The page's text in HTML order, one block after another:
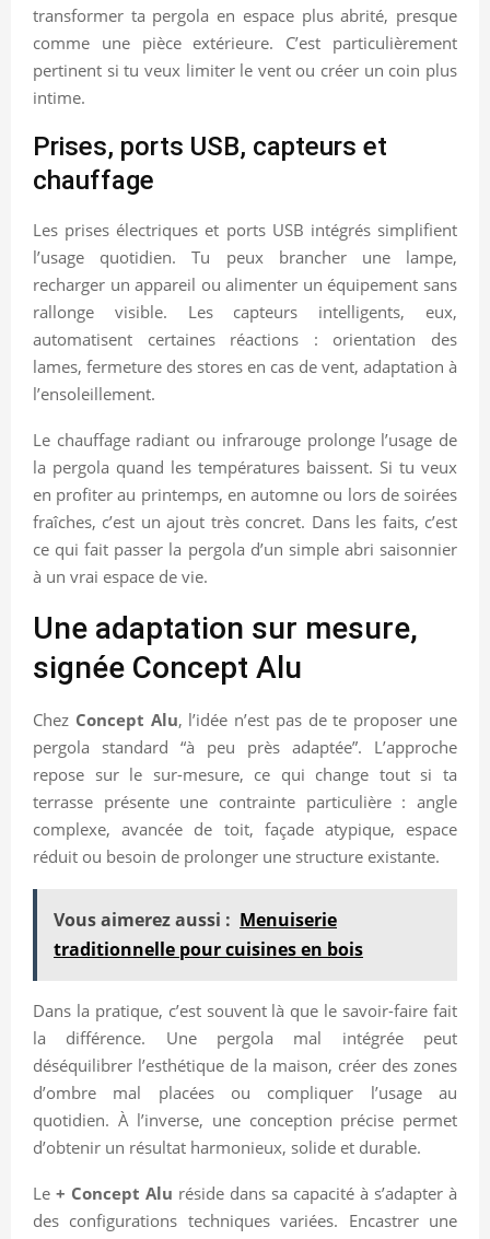
transformer ta pergola en espace plus abrité, presque
comme une pièce extérieure. C’est particulièrement
pertinent si tu veux limiter le vent ou créer un coin plus
intime.
Prises, ports USB, capteurs et
chauffage
Les prises électriques et ports USB intégrés simplifient
l’usage quotidien. Tu peux brancher une lampe,
recharger un appareil ou alimenter un équipement sans
rallonge visible. Les capteurs intelligents, eux,
automatisent certaines réactions : orientation des
lames, fermeture des stores en cas de vent, adaptation à
l’ensoleillement.
Le chauffage radiant ou infrarouge prolonge l’usage de
la pergola quand les températures baissent. Si tu veux
en profiter au printemps, en automne ou lors de soirées
fraîches, c’est un ajout très concret. Dans les faits, c’est
ce qui fait passer la pergola d’un simple abri saisonnier
à un vrai espace de vie.
Une adaptation sur mesure,
signée Concept Alu
Chez Concept Alu, l’idée n’est pas de te proposer une
pergola standard “à peu près adaptée”. L’approche
repose sur le sur-mesure, ce qui change tout si ta
terrasse présente une contrainte particulière : angle
complexe, avancée de toit, façade atypique, espace
réduit ou besoin de prolonger une structure existante.
Vous aimerez aussi : Menuiserie
traditionnelle pour cuisines en bois
Dans la pratique, c’est souvent là que le savoir-faire fait
la différence. Une pergola mal intégrée peut
déséquilibrer l’esthétique de la maison, créer des zones
d’ombre mal placées ou compliquer l’usage au
quotidien. À l’inverse, une conception précise permet
d’obtenir un résultat harmonieux, solide et durable.
Le + Concept Alu réside dans sa capacité à s’adapter à
des configurations techniques variées. Encastrer une